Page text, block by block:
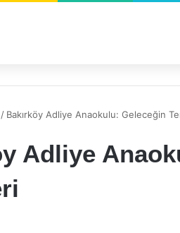
/ Bakırköy Adliye Anaokulu: Geleceğin
Adliye